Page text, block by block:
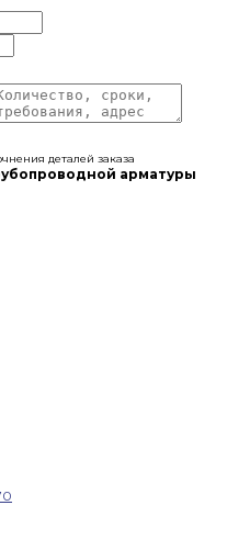
деталей заказа
арматуры